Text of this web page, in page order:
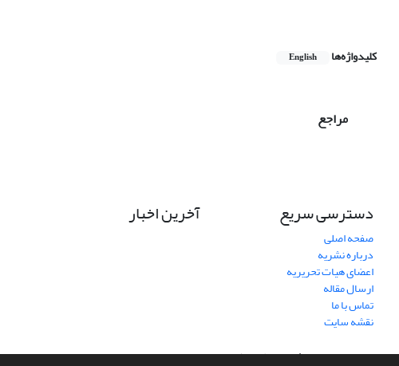
کلیدواژه‌ها English
مراجع
دسترسی سریع
صفحه اصلی
درباره نشریه
اعضای هیات تحریریه
ارسال مقاله
تماس با ما
نقشه سایت
آخرین اخبار
سامانه مدیریت نشریات علمی.طراحی و پیاده سازی ازسیناوب